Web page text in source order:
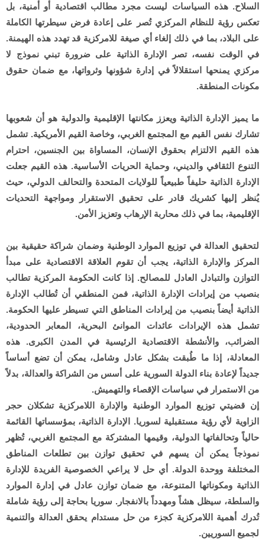
السلاح. هذه السياسات ليست مجرد مطالب اقتصادية أو أمنية، بل
تعكس رؤية للنظام المركزي تُصر على إعادة فرض سيطرتها الكاملة
على البلاد، بما في ذلك إلغاء أي صيغة للامركزية قد تهدد هذه الهيمنة.
في الوقت نفسه، تصر الإدارة الذاتية على ضرورة تبني نموذج لا
مركزي يمنحها استقلالاً في إدارة شؤونها وثرواتها، مع ضمان حقوق
مكونات المنطقة.
ما يميز الإدارة الذاتية ويعزز مكانتها الإقليمية والدولية هو أن شعوبها
تشارك نفس القيم مع المجتمع الغربي، وخاصة القيم الأمريكية. تشمل
هذه القيم الالتزام بحقوق الإنسان، المساواة بين الجنسين، احترام
التنوع الثقافي والديني، وحماية الحريات الأساسية. هذه القيم جعلت
الإدارة الذاتية حليفاً طبيعياً للولايات المتحدة والتحالف الدولي، حيث
يُنظر إليها كشريك قادر على تحقيق الاستقرار ومواجهة التحديات
الإقليمية، بما في ذلك محاربة الإرهاب وتعزيز الأمن.
لتحقيق العدالة في توزيع الموارد الوطنية وضمان شراكة حقيقية بين
المركز والإدارة الذاتية، يجب أن تقوم العلاقة الاقتصادية على مبدأ
التوازن والتبادل العادل للمصالح. إذا كانت الحكومة المركزية تطالب
بنصيب من إيرادات الإدارة الذاتية، فمن المنطقي أن تُطالب الإدارة
الذاتية أيضاً بنصيب من إيرادات المناطق التي تسيطر عليها الحكومة.
تشمل هذه الإيرادات عائدات الموانئ البحرية، المعابر الحدودية،
الضرائب، والأنشطة الاقتصادية الرئيسية في المدن الكبرى. هذه
المعادلة، إذا ما طُبقت بشكل عادل وشامل، يمكن أن تضع أساساً
جديداً لإعادة بناء الدولة السورية على أسس من الشراكة والعدالة، بدلاً
من الاستمرار في سياسات الإقصاء والتهميش.
إن قضيتي توزيع الموارد الوطنية والإدارة اللامركزية تشكلان حجر
الزاوية لأي رؤية مستقبلية لسوريا. الإدارة الذاتية، بمؤسساتها القائمة
حالياً وتحالفاتها الدولية، وقيمها المشتركة مع المجتمع الغربي، تُظهر
نموذجاً يمكن أن يسهم في تحقيق توازن بين تطلعات المناطق
المختلفة ووحدة الدولة. أي حل لا يراعي الخصوصية الفريدة للإدارة
الذاتية ومكوناتها المتنوعة، مع ضمان توازن عادل في إدارة الموارد
والسلطة، سيظل هشاً ومهدداً بالانفجار. سوريا بحاجة إلى رؤية شاملة
تُدرك أهمية اللامركزية كجزء من حل مستدام يحقق العدالة والتنمية
لجميع السوريين.